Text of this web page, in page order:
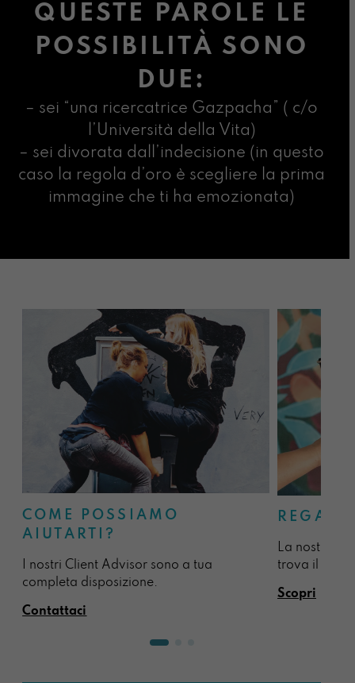
QUESTE PAROLE LE
POSSIBILITÀ SONO
DUE:
– sei “una ricercatrice Gazpacha” ( c/o
l’Università della Vita)
– sei divorata dall’indecisione (in questo
caso la regola d’oro è scegliere la prima
immagine che ti ha emozionata)
COME POSSIAMO
AIUTARTI?
I nostri Client Advisor sono a tua
completa disposizione.
Contattaci
La nostra
trova il
Scopri